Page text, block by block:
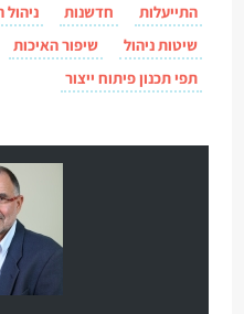
התייעלות חדשנות
שיטות ניהול
שיפור האיכות
תפי תכנון פיתוח ייצור